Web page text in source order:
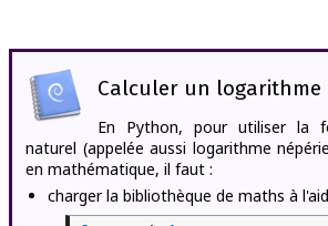
Calculer un logarithme
En Python, pour utiliser la
naturel (appelée aussi logarithme
en mathématique, il faut :
charger la bibliothèque de maths à